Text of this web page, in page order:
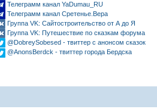
Телеграмм канал YaDumau_RU
Телеграмм канал Сретенье.Вера
Группа VK: Сайтостроительство от А до Я
Группа VK: Путешествие по сказкам форума
@DobreySobesed - твиттер с анонсом сказок
@AnonsBerdck - твиттер города Бердска